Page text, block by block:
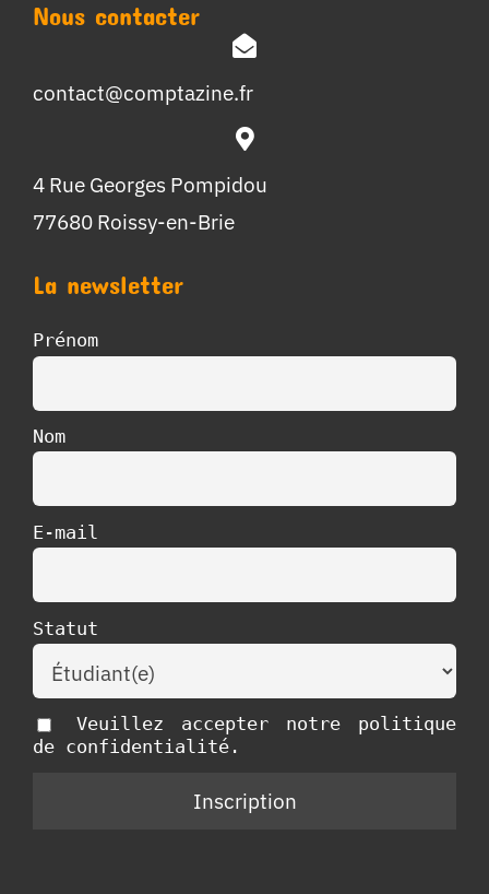
Nous contacter
contact@comptazine.fr
4 Rue Georges Pompidou
77680 Roissy-en-Brie
La newsletter
Prénom
Nom
E-mail
Statut
Veuillez accepter notre politique
de confidentialité.